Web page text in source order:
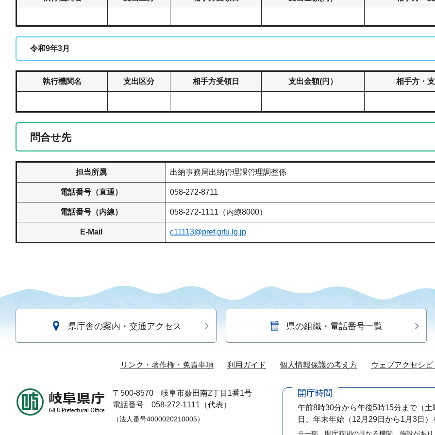
令和9年3月
執行機関名 支出区分 相手方受領日 支出金額(円） 相手方・
問合せ先
担当所属 出納事務局出納管理課管理調整係
電話番号（直通） 058-272-8711
電話番号（内線） 058-272-1111（内線8000）
E-Mail c11113@pref.gifu.lg.jp
県庁舎の案内・交通アクセス 県の組織・電話番号一覧
リンク・著作権・免責事項 利用ガイド 個人情報保護の考え方 ウェブアクセシ
〒500-8570
岐阜市薮田南2丁目1番1号
電話番号 058-272-1111（代表）
（法人番号4000020210005）
開庁時間
午前8時30分から午後5時15分まで （
日、年末年始（12月29日から1月3日）